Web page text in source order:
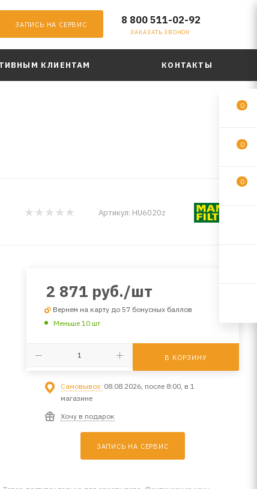
ЗАПИСЬ НА СЕРВИС 8 800 511-02-92
ЗАКАЗАТЬ ЗВОНОК
КЛИЕНТАМ КОНТАКТЫ
Артикул: HU6020z
2 871 руб./шт
Вернем на карту до 57 бонусных баллов
Меньше 10 шт
В КОРЗИНУ
Самовывоз: 08.08.2026, после 8:00, в 1
магазине
Хочу в подарок
ЗАПИСЬ НА СЕРВИС
0
0
0